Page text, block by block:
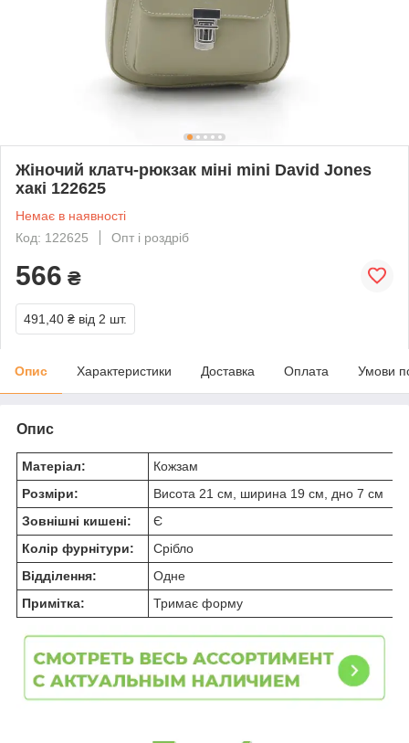
Жіночий клатч-рюкзак міні mini David Jones
хакі 122625
Немає в наявності
Код: 122625
Опт і роздріб
566 ₴
491,40 ₴ від 2 шт.
Опис Характеристики Доставка Оплата Умови
Опис
Матеріал:
Кожзам
Розміри:
Висота 21 см, ширина 19 см, дно 7 см
Зовнішні кишені:
Є
Колір фурнітури:
Срібло
Відділення:
Одне
Примітка:
Тримає форму